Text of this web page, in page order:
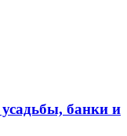
банки и